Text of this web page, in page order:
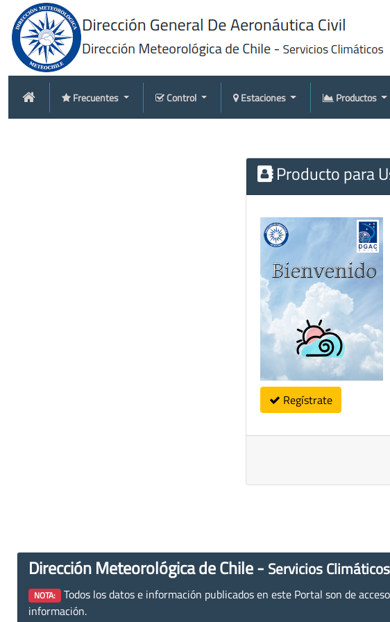
Frecuentes Control Estaciones Productos
Producto para
Regístrate
Dirección Meteorológica de Chile - Servicios Climáticos
NOTA: Todos los datos e información publicados en este Portal son de
información.